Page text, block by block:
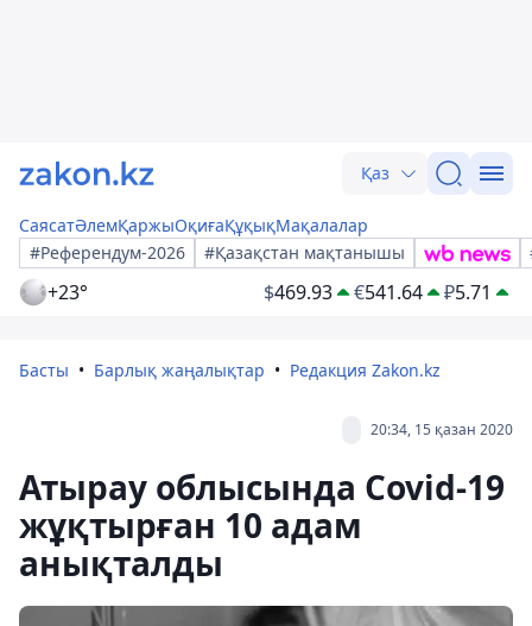
Қаз
СаясатӘлемҚаржыОқиғаҚұқықМақалалар
#Референдум-2026
#Қазақстан мақтанышы
+23° $469.93 €541.64 ₽5.71
Басты Барлық жаңалықтар Редакция Zakon.kz
20:34, 15 қазан 2020
Атырау облысында Covid-19
жұқтырған 10 адам
анықталды